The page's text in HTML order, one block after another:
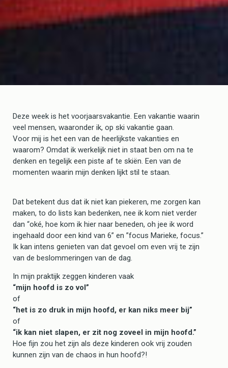
Deze week is het voorjaarsvakantie. Een vakantie waarin
veel mensen, waaronder ik, op ski vakantie gaan.
Voor mij is het een van de heerlijkste vakanties en
waarom? Omdat ik werkelijk niet in staat ben om na te
denken en tegelijk een piste af te skiën. Een van de
momenten waarin mijn denken lijkt stil te staan.
Dat betekent dus dat ik niet kan piekeren, me zorgen kan
maken, to do lists kan bedenken, nee ik kom niet verder
dan “oké, hoe kom ik hier naar beneden, oh jee ik word
ingehaald door een kind van 6” en ”focus Marieke, focus.”
Ik kan intens genieten van dat gevoel om even vrij te zijn
van de beslommeringen van de dag.
In mijn praktijk zeggen kinderen vaak
“mijn hoofd is zo vol”
of
“het is zo druk in mijn hoofd, er kan niks meer bij”
of
“ik kan niet slapen, er zit nog zoveel in mijn hoofd.”
Hoe fijn zou het zijn als deze kinderen ook vrij zouden
kunnen zijn van de chaos in hun hoofd?!